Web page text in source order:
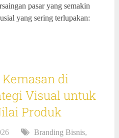
pasar yang semakin
yang sering terlupakan:
di
Visual untuk
Produk
Branding Bisnis,